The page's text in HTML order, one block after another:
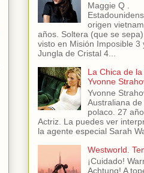
Maggie Q .
origen
años. Soltera (que se
visto en Misión Imposible 3
Jungla de Cristal 4...
La Chica de
Yvonne
Yvonne
Australiana de
polaco. 27
Actriz. La puedes ver
la agente especial Sarah
Westworld.
¡Cuidado!
Achtung! A